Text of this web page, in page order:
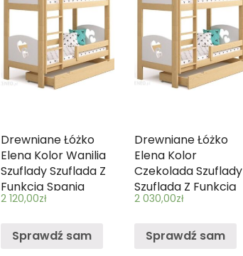
Drewniane Łóżko
Elena Kolor Wanilia
Szuflady Szuflada Z
Funkcją Spania
Rozmiar 190 X 90
2 120,00zł
Sprawdź sam
Drewniane Łóżko
Elena Kolor
Czekolada Szuflady
Szuflada Z Funkcją
Spania Rozmiar 180
Dodatkowa
2 030,00zł
Sprawdź sam